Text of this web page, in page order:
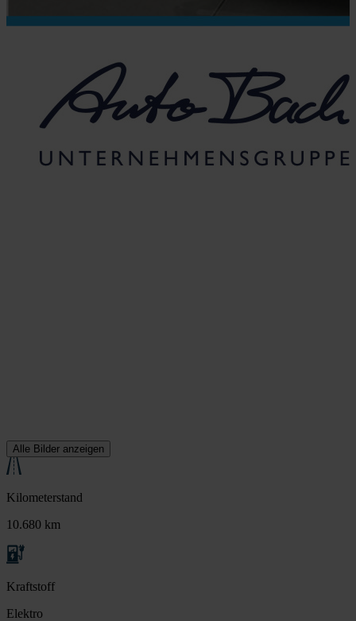
Alle Bilder anzeigen
Kilometerstand
10.680 km
Kraftstoff
Elektro